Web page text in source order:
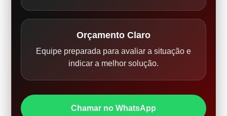
Orçamento Claro
Equipe preparada para avaliar a situação e
indicar a melhor solução.
Chamar no WhatsApp